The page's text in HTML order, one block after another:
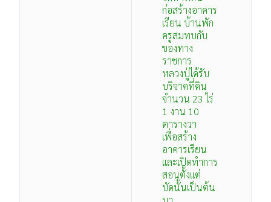
ก่อสร้างอาคาร
เรียน บ้านพัก
ครูสมทบกับ
ของทาง
ราชการ
หลวงปู่ได้รับ
บริจาคที่ดิน
จำนวน 23 ไร่
1 งาน 10
ตารางวา
เพื่อสร้าง
อาคารเรียน
และเปิดทำการ
สอนตั้งแต่
บัดนั้นเป็นต้น